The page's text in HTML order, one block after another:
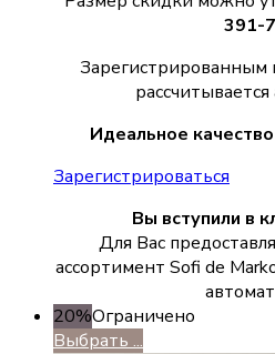
391-
Зарегистрированным
Идеальное
Зарегистрироваться
Вы вступили в
Для Вас
ассортимент Sofi de
20%Ограничено
Выбрать ...